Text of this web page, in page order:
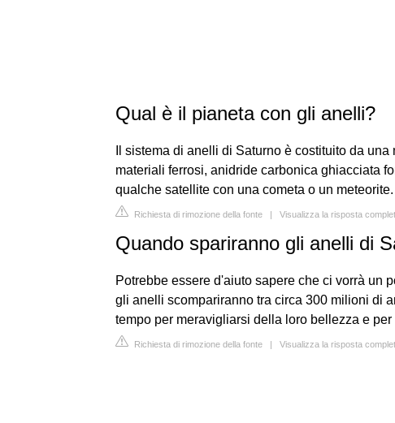
Qual è il pianeta con gli anelli?
Il sistema di anelli di Saturno è costituito da
materiali ferrosi, anidride carbonica ghiacciata
qualche satellite con una cometa o un meteorite.
Richiesta di rimozione della fonte | Visualizza la risposta
Quando spariranno gli anelli di
Potrebbe essere d'aiuto sapere che ci vorrà un
gli anelli scompariranno tra circa 300 milioni di
tempo per meravigliarsi della loro bellezza e per
Richiesta di rimozione della fonte | Visualizza la risposta